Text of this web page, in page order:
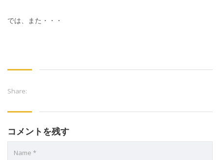
では、また・・・
Share:
コメントを残す